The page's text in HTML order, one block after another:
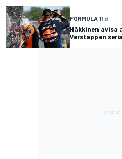
FÓRMULA 11 d
Häkkinen avisa
Verstappen